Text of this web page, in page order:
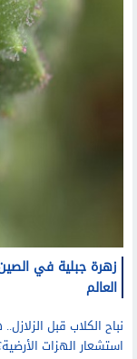
زهرة جبلية في
العالم
نباح الكلاب قبل
استشعار الهزات